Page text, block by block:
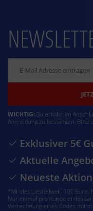
WICHTIG: Du erhälst im
Anmeldung zu bestätigen. Bitte
Exklusiver 5€
Aktuelle
Neueste
*Mindestbestellwert 100 Euro.
Nur einmal pro Kunde
Verrechnung eines Codes mit